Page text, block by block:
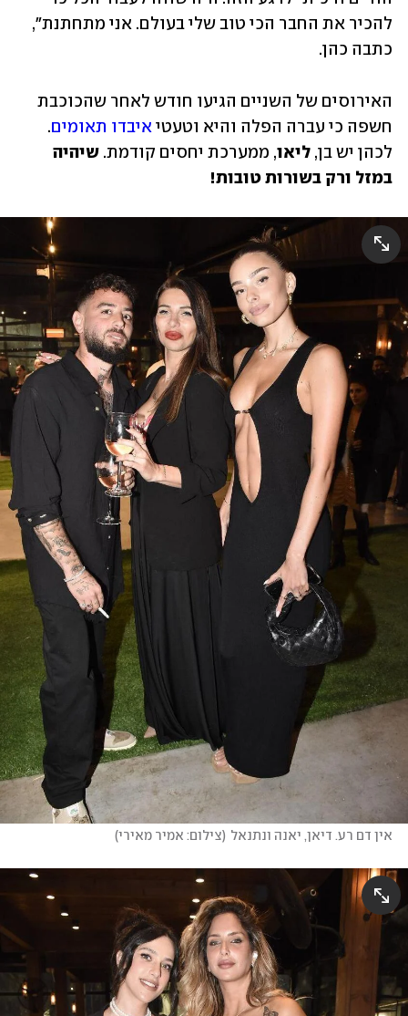
כתבה כהן.
חשפה כי עברה הפלה והיא וטעטי איבדו תאומים
לכהן יש בן, ליאו, ממערכת יחסים קודמת.
במזל ורק בשורות טובות!
אין דם רע. דיאן, יאנה ונתנאל (צילום: אמיר מאירי)